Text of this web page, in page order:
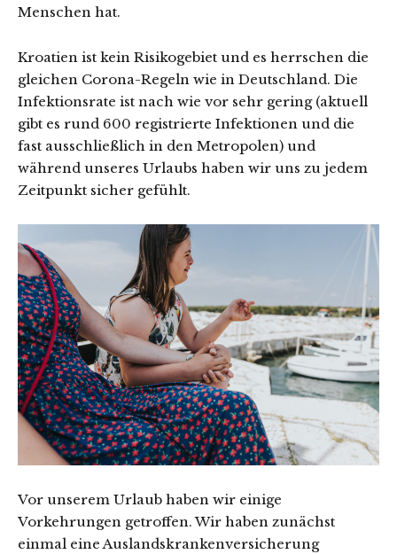
Menschen hat.
Kroatien ist kein Risikogebiet und es herrschen die
gleichen Corona-Regeln wie in Deutschland. Die
Infektionsrate ist nach wie vor sehr gering (aktuell
gibt es rund 600 registrierte Infektionen und die
fast ausschließlich in den Metropolen) und
während unseres Urlaubs haben wir uns zu jedem
Zeitpunkt sicher gefühlt.
Vor unserem Urlaub haben wir einige
Vorkehrungen getroffen. Wir haben zunächst
einmal eine Auslandskrankenversicherung